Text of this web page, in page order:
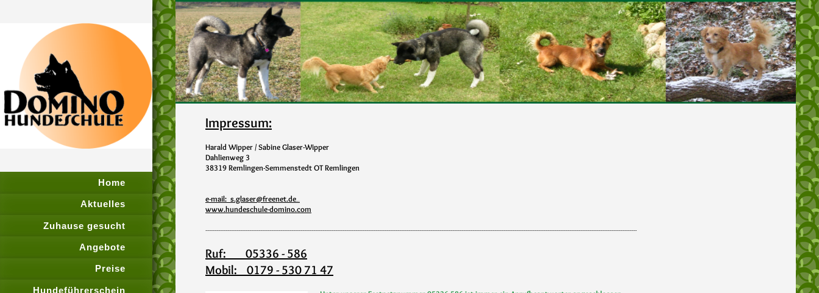
Home
Aktuelles
Zuhause gesucht
Angebote
Preise
Hundeführerschein
Impressum:
Harald Wipper / SabineGlaser-Wipper
Dahlienweg 3
38319 Remlingen-Semmenstedt OT Remlingen
e-mail: s.glaser@freenet.de ..
www.hundeschule-domino.com
--------------------------------------------------------------------------------------------------------------------------------------------------------------------------------------------------------------------------------------------
Ruf: 05336 - 586
Mobil: 0179 - 530 71 47